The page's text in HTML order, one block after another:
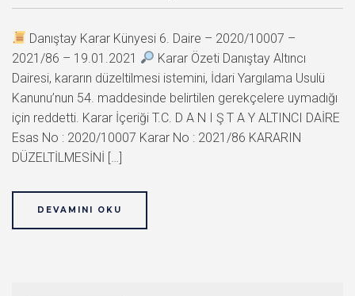
Danıştay Karar Künyesi 6. Daire – 2020/10007 –
2021/86 – 19.01.2021
Karar Özeti Danıştay Altıncı
Dairesi, kararın düzeltilmesi istemini, İdari Yargılama Usulü
Kanunu’nun 54. maddesinde belirtilen gerekçelere uymadığı
için reddetti. Karar İçeriği T.C. D A N I Ş T A Y ALTINCI DAİRE
Esas No : 2020/10007 Karar No : 2021/86 KARARIN
DÜZELTİLMESİNİ […]
DEVAMINI OKU